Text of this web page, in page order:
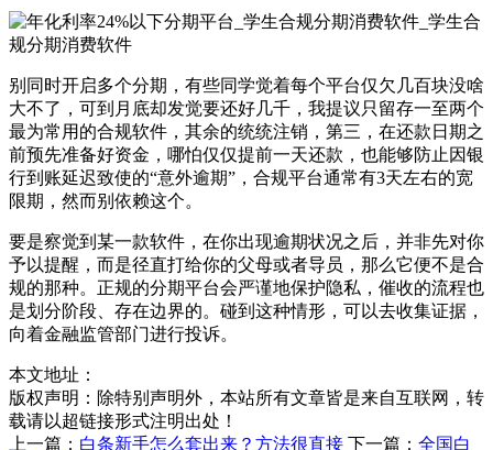
别同时开启多个分期，有些同学觉着每个平台仅欠几百块没啥
大不了，可到月底却发觉要还好几千，我提议只留存一至两个
最为常用的合规软件，其余的统统注销，第三，在还款日期之
前预先准备好资金，哪怕仅仅提前一天还款，也能够防止因银
行到账延迟致使的“意外逾期”，合规平台通常有3天左右的宽
限期，然而别依赖这个。
要是察觉到某一款软件，在你出现逾期状况之后，并非先对你
予以提醒，而是径直打给你的父母或者导员，那么它便不是合
规的那种。正规的分期平台会严谨地保护隐私，催收的流程也
是划分阶段、存在边界的。碰到这种情形，可以去收集证据，
向着金融监管部门进行投诉。
本文地址：
版权声明： 除特别声明外，本站所有文章皆是来自互联网，转
载请以超链接形式注明出处！
上一篇： 白条新手怎么套出来？方法很直接 下一篇： 全国白